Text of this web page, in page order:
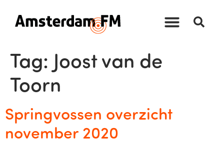
Tag: Joost van de
Toorn
Springvossen overzicht
november 2020